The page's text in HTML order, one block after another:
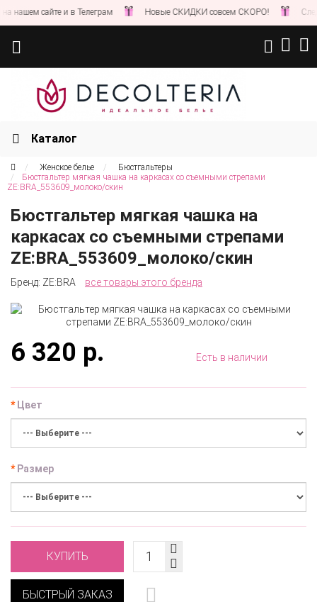
сайте и в Телеграм Новые СКИДКИ совсем СКОРО!
Каталог
Женское белье
Бюстгальтеры
Бюстгальтер мягкая чашка на каркасах со съемными стрепами
ZE:BRA_553609_молоко/скин
Бюстгальтер мягкая чашка на
каркасах со съемными стрепами
ZE:BRA_553609_молоко/скин
Бренд: ZE:BRA все товары этого бренда
6 320 р. Есть в наличии
Цвет
Размер
КУПИТЬ
БЫСТРЫЙ ЗАКАЗ